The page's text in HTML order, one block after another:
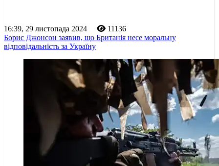
16:39, 29 листопада 2024
11136
Борис Джонсон заявив, що Британія несе моральну
відповідальність за Україну